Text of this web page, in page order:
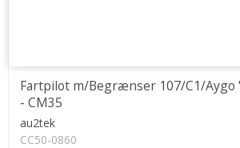
Fartpilot m/Begrænser 107/C1/Aygo
- CM35
au2tek
CC50-0860